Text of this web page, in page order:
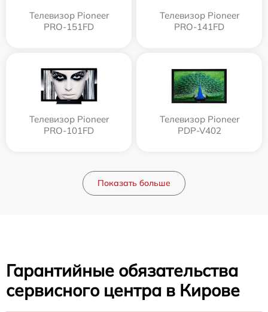
Телевизор Pioneer
PRO-151FD
Телевизор Pioneer
PRO-141FD
Телевизор Pioneer
PRO-101FD
Телевизор Pioneer
PDP-V402
Показать больше
Гарантийные обязательства
сервисного центра в Кирове